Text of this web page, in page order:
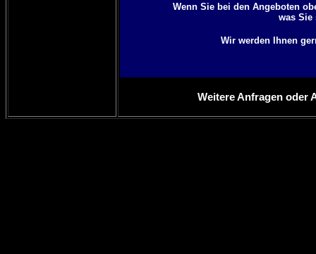
Wenn Sie bei den Angeboten
was Sie
Wir werden Ihnen
Weitere Anfragen oder